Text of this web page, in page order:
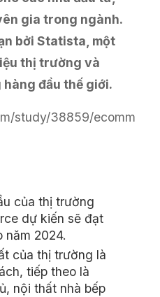
gia trong ngành.
bởi Statista, một
thị trường và
đầu thế giới.
study/38859/ecomm
của thị trường
dự kiến ​​sẽ đạt
năm 2024.
của thị trường là
tiếp theo là
nội thất nhà bếp